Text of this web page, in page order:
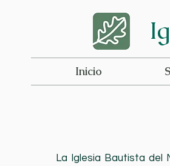
Inicio
La Iglesia Bautista del